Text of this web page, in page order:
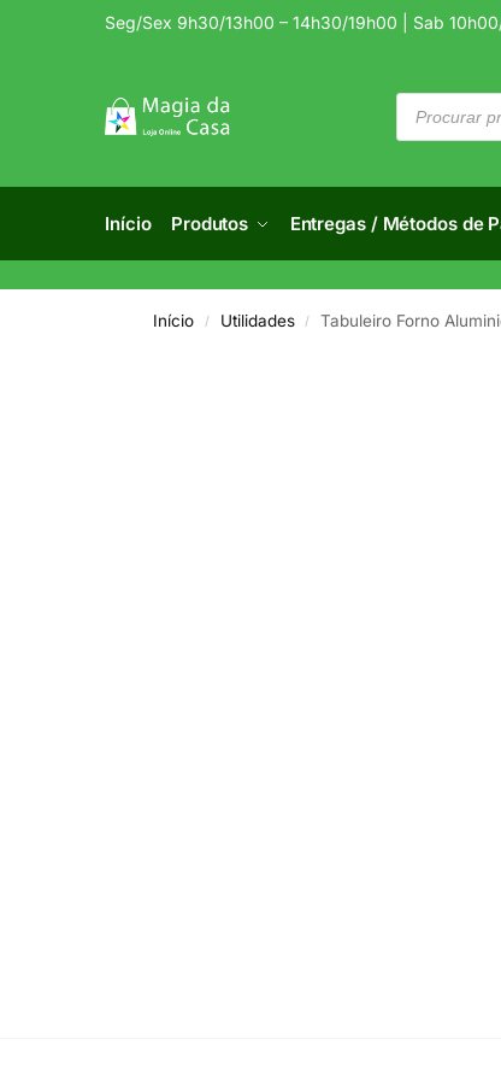
Seg/Sex 9h30/13h00 – 14h30/19h00 | Sab
Início Produtos Entregas / Métodos de
Início / Utilidades / Tabuleiro Forno